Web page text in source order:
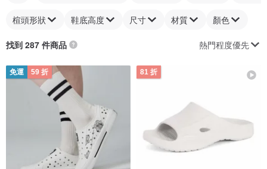
楦頭形狀 鞋底高度 尺寸 材質 顏色
找到 287 件商品 熱門程度優先
免運 59 折 81 折